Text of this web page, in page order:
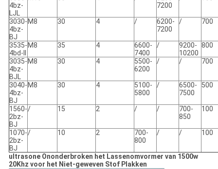
4bz-
LJL
7200
3030-
4bz-
BJ
M8 30 4 /
6200-
7200
/ 700
3535-
4bd-II
M8 35 4
6600-
7400
/
9200-
10200
800
3035-
4bz-
BJL
M8 30 4
5500-
6200
/ / 700
3040-
4bz-
BJ
M8 30 4
5100-
5800
/
6500-
7500
500
1560-
2bz-
BJ
/ 15 2 / /
700-
850
100
1070-
2bz-
BJ
/ 10 2
700-
800
/ / 100
ultrasone Ononderbroken het Lassenomvormer van 1500w
20Khz voor het Niet-geweven Stof Plakken